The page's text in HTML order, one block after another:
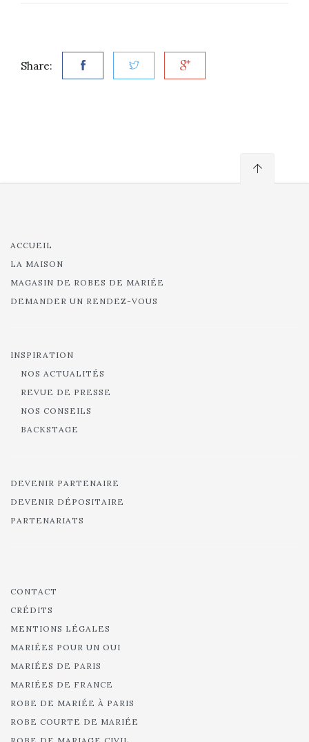
Share:
ACCUEIL
LA MAISON
MAGASIN DE ROBES DE MARIÉE
DEMANDER UN RENDEZ-VOUS
INSPIRATION
NOS ACTUALITÉS
REVUE DE PRESSE
NOS CONSEILS
BACKSTAGE
DEVENIR PARTENAIRE
DEVENIR DÉPOSITAIRE
PARTENARIATS
CONTACT
CRÉDITS
MENTIONS LÉGALES
MARIÉES POUR UN OUI
MARIÉES DE PARIS
MARIÉES DE FRANCE
ROBE DE MARIÉE À PARIS
ROBE COURTE DE MARIÉE